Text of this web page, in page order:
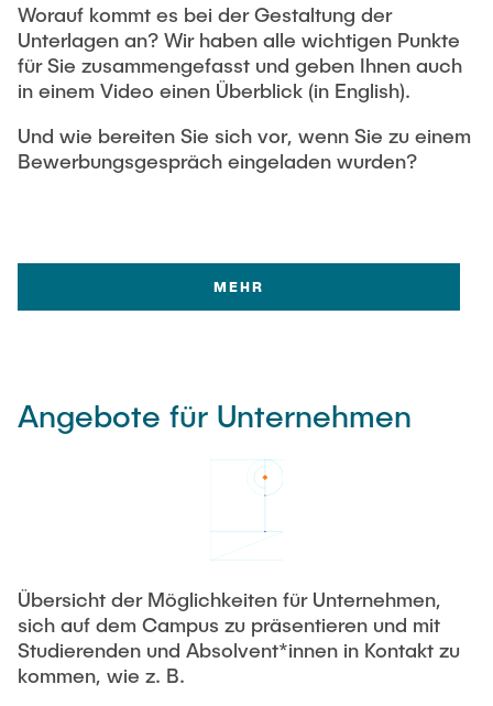
Worauf kommt es bei der Gestaltung der
Unterlagen an? Wir haben alle wichtigen Punkte
für Sie zusammengefasst und geben Ihnen auch
in einem Video einen Überblick (in English).
Und wie bereiten Sie sich vor, wenn Sie zu einem
Bewerbungsgespräch eingeladen wurden?
MEHR
Angebote für Unternehmen
Übersicht der Möglichkeiten für Unternehmen,
sich auf dem Campus zu präsentieren und mit
Studierenden und Absolvent*innen in Kontakt zu
kommen, wie z. B.